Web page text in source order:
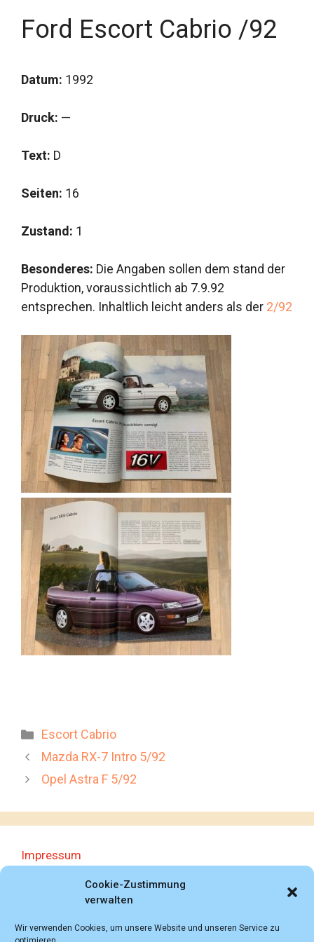
Cookie-Zustimmung
verwalten
Wir verwenden Cookies, um unsere Website und unseren Service zu
Ford Escort Cabrio /92
Datum: 1992
Druck: —
Text: D
Seiten: 16
Zustand: 1
Besonderes: Die Angaben sollen dem stand der
Produktion, voraussichtlich ab 7.9.92
entsprechen. Inhaltlich leicht anders als der 2/92
Kategorien
Escort Cabrio
Mazda RX-7 Intro 5/92
Opel Astra F 5/92
Impressum
Datenschutzerklärung